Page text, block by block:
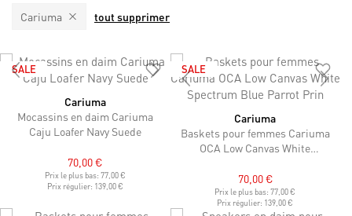
Cariuma tout supprimer
SALE
Cariuma
Mocassins en daim Cariuma
Caju Loafer Navy Suede
70,00 €
Prix le plus bas: 77,00 €
Prix régulier: 139,00 €
SALE
Cariuma
Baskets pour femmes Cariuma
OCA Low Canvas White
70,00 €
Prix le plus bas:77,00 €
Prix régulier: 139,00 €